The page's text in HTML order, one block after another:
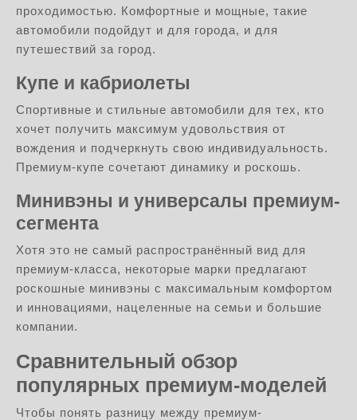
проходимостью. Комфортные и мощные, такие
автомобили подойдут и для города, и для
путешествий за город.
Купе и кабриолеты
Спортивные и стильные автомобили для тех, кто
хочет получить максимум удовольствия от
вождения и подчеркнуть свою индивидуальность.
Премиум-купе сочетают динамику и роскошь.
Минивэны и универсалы премиум-
сегмента
Хотя это не самый распространённый вид для
премиум-класса, некоторые марки предлагают
роскошные минивэны с максимальным комфортом
и инновациями, нацеленные на семьи и большие
компании.
Сравнительный обзор
популярных премиум-моделей
Чтобы понять разницу между премиум-